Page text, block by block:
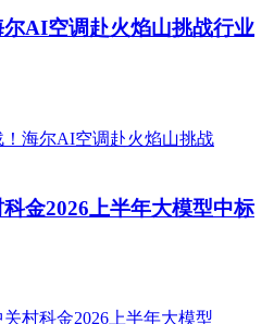
AI空调赴火焰山挑战行业
金2026上半年大模型中标